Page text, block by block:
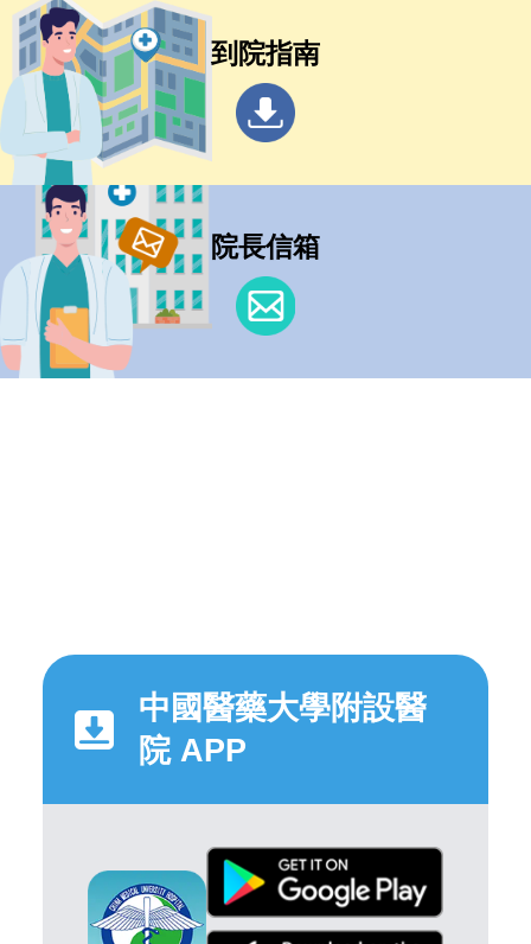
到院指南
院長信箱
中國醫藥大學附設醫
院 APP